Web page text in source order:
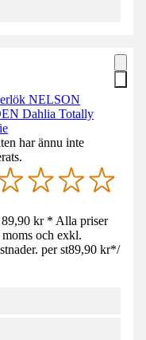
NELSON
Dahlia Totally
har ännu inte
kr * Alla priser
och exkl.
per st89,90 kr*/